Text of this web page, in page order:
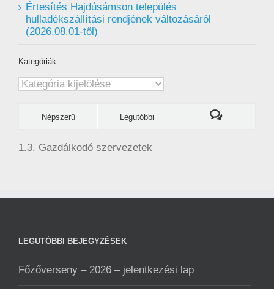
Értesítés Hajdúsámson település
hulladékszállítási rendjének változásáról
(2026.08.01-től)
Kategóriák
Kategóriák
Népszerű Legutóbbi
1.3. Gazdálkodó szervezetek
LEGUTÓBBI BEJEGYZÉSEK
Főzőverseny – 2026 – jelentkezési lap